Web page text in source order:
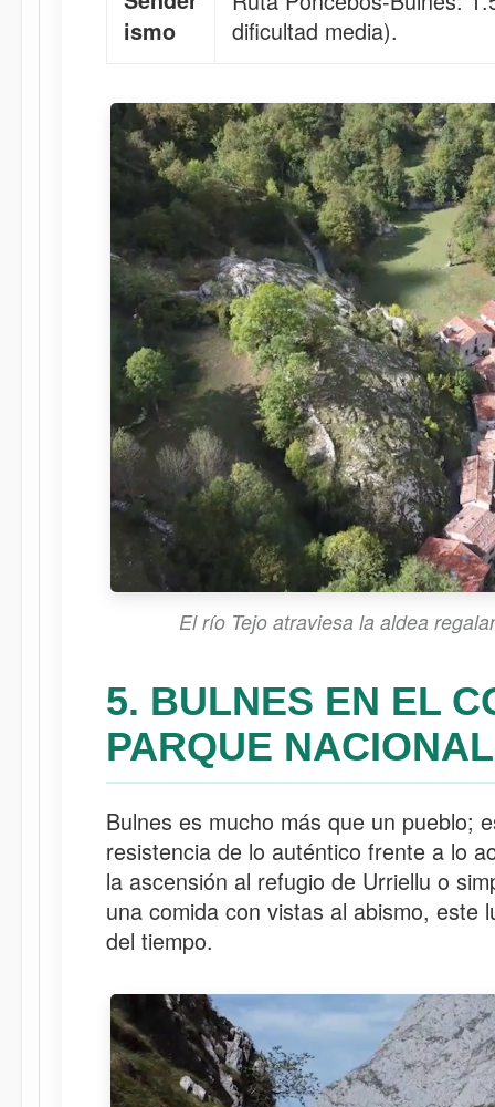
ismo
dificultad media).
El río Tejo atraviesa la aldea
5. BULNES EN EL
PARQUE NACIONAL
Bulnes es mucho más que un pueblo;
resistencia de lo auténtico frente a lo
la ascensión al refugio de Urriellu o
una comida con vistas al abismo, este
del tiempo.